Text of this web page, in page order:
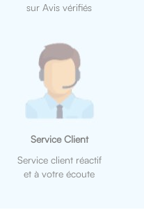
sur Avis vérifiés
Service Client
Service client réactif
et à votre écoute